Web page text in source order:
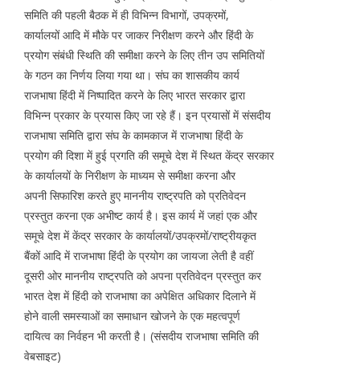
समिति की पहली बैठक में ही विभिन्न विभागों, उपक्रमों,
कार्यालयों आदि में मौके पर जाकर निरीक्षण करने और हिंदी के
प्रयोग संबंधी स्थिति की समीक्षा करने के लिए तीन उप समितियों
के गठन का निर्णय लिया गया था। संघ का शासकीय कार्य
राजभाषा हिंदी में निष्पादित करने के लिए भारत सरकार द्वारा
विभिन्न प्रकार के प्रयास किए जा रहे हैं। इन प्रयासों में संसदीय
राजभाषा समिति द्वारा संघ के कामकाज में राजभाषा हिंदी के
प्रयोग की दिशा में हुई प्रगति की समूचे देश में स्थित केंद्र सरकार
के कार्यालयों के निरीक्षण के माध्यम से समीक्षा करना और
अपनी सिफारिश करते हुए माननीय राष्ट्रपति को प्रतिवेदन
प्रस्तुत करना एक अभीष्ट कार्य है। इस कार्य में जहां एक और
समूचे देश में केंद्र सरकार के कार्यालयों/उपक्रमों/राष्ट्रीयकृत
बैंकों आदि में राजभाषा हिंदी के प्रयोग का जायजा लेती है वहीं
दूसरी ओर माननीय राष्ट्रपति को अपना प्रतिवेदन प्रस्तुत कर
भारत देश में हिंदी को राजभाषा का अपेक्षित अधिकार दिलाने में
होने वाली समस्याओं का समाधान खोजने के एक महत्वपूर्ण
दायित्व का निर्वहन भी करती है। (संसदीय राजभाषा समिति की
वेबसाइट)